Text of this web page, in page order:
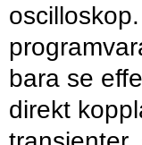
bara se
direkt